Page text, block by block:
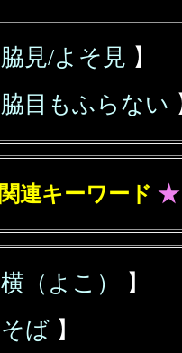
脇見/よそ見 】
脇目もふらない
関連キーワード ★
横（よこ）
】
そば 】